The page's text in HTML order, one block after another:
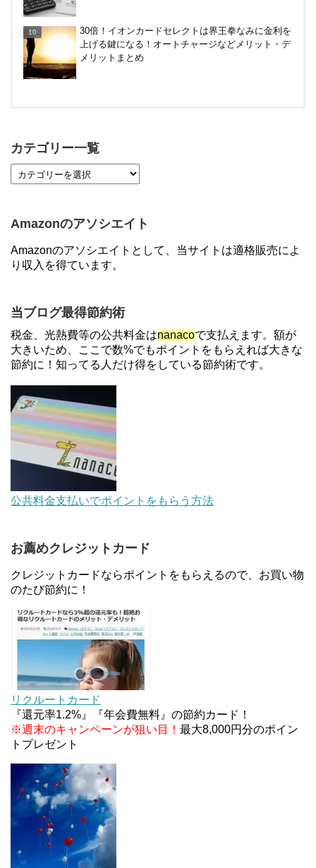
トリ、ビックカメラなど。～7/31
30倍！イオンカードセレクトは界王拳なみに金利を
上げる鍵になる！オートチャージなどメリット・デ
メリットまとめ
【7/21まで】エアウォレット(COIN+)で最大98,300
【2倍増量】PayPayカード、まるごとフラットリボ
登録と3回利用で10000ptがもらえるキャンペーン！
3/31まで
【解決】マリオットボンヴォイにログインできな
い、パスワード変更不可の原因はコレでした。
住信SBIネット銀行のデビットカードPoint＋で最大
2%還元！V NEOバンクデビットとどっちが良い？
【対象者限定】楽天ペイで決済すると最大300ポイ
ントキャンペーン！～6/1
デジタルギフト改悪でいろいろ手数料徴収へ！8/3
～
au Pay等に等価交換できる「えらべるギフト」がフ
ァミリマートとミニストップで登場！WAON1%還
元で新ルート誕生！？
JCBカードWでApple Pay追加時のナビダイヤル
0570を回避する方法
ソニーフィナンシャルグループの株主限定！2万円
もらえる口座開設キャンペーン。7/31まで
カテゴリー一覧
Amazonのアソシエイト
Amazonのアソシエイトとして、当サイトは適格販売によ
り収入を得ています。
当ブログ最得節約術
税金、光熱費等の公共料金はnanacoで支払えます。額が
大きいため、ここで数%でもポイントをもらえれば大きな
節約に！知ってる人だけ得をしている節約術です。
公共料金支払いでポイントをもらう方法
お薦めクレジットカード
クレジットカードならポイントをもらえるので、お買い物
のたび節約に！
リクルートカード
『還元率1.2%』『年会費無料』の節約カード！
※週末のキャンペーンが狙い目！ 最大8,000円分のポイン
トプレゼント